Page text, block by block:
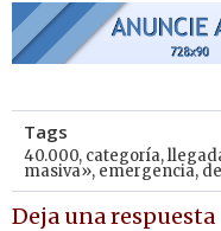
Tags
40.000, categoría,
masiva», emergencia,
Deja una respuesta